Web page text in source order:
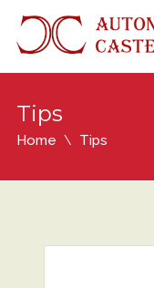
Tips
Home Tips